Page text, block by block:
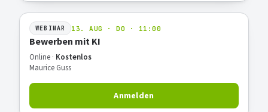
WEBINAR 13. AUG · DO · 11:00
Bewerben mit KI
Online · Kostenlos
Maurice Guss
Anmelden